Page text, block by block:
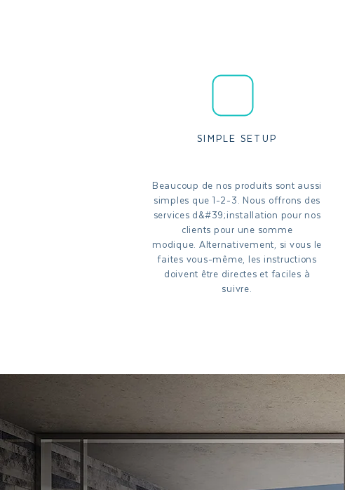
SIMPLE SETUP
Beaucoup de nos produits sont aussi
simples que 1-2-3. Nous offrons des
services d&#39;installation pour nos
clients pour une somme
modique. Alternativement, si vous le
faites vous-même, les instructions
doivent être directes et faciles à
suivre.